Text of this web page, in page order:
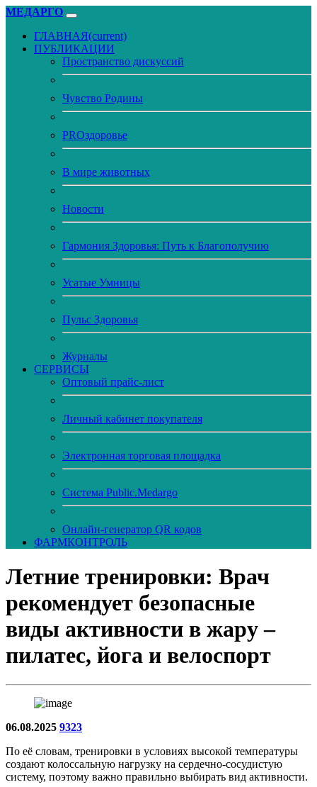
МЕДАРГО
ГЛАВНАЯ(current)
ПУБЛИКАЦИИ
Пространство дискуссий
Чувство Родины
PROздоровье
В мире животных
Новости
Гармония Здоровья: Путь к Благополучию
Усатые Умницы
Пульс Здоровья
Журналы
CЕРВИСЫ
Оптовый прайс-лист
Личный кабинет покупателя
Электронная торговая площадка
Система Public.Medargo
Онлайн-генератор QR кодов
ФАРМКОНТРОЛЬ
Летние тренировки: Врач
рекомендует безопасные
виды активности в жару –
пилатес, йога и велоспорт
06.08.2025 9323
По её словам, тренировки в условиях высокой температуры
создают колоссальную нагрузку на сердечно-сосудистую
систему, поэтому важно правильно выбирать вид активности.